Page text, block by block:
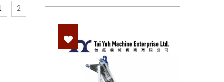
2